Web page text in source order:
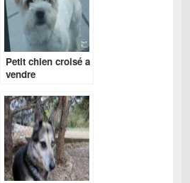
Petit chien croisé a
vendre